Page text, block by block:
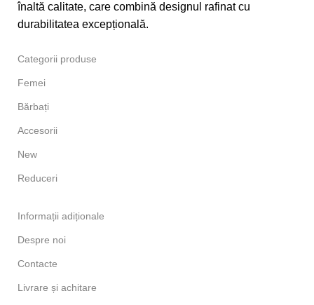
înaltă calitate, care combină designul rafinat cu
durabilitatea excepțională.
Categorii produse
Femei
Bărbați
Accesorii
New
Reduceri
Informații adiționale
Despre noi
Contacte
Livrare și achitare